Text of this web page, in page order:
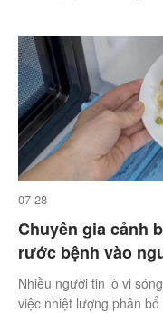
07-28
Chuyên gia cảnh
rước bệnh vào
Nhiều người tin lò vi
việc nhiệt lượng phân